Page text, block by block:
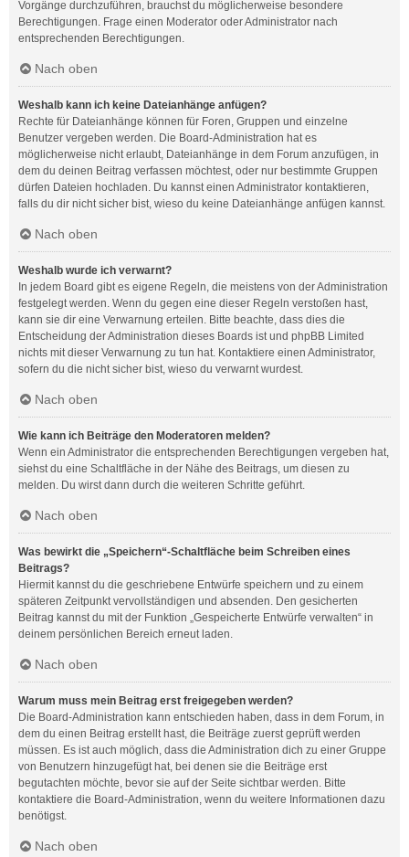
Vorgänge durchzuführen, brauchst du möglicherweise besondere
Berechtigungen. Frage einen Moderator oder Administrator nach
entsprechenden Berechtigungen.
Nach oben
Weshalb kann ich keine Dateianhänge anfügen?
Rechte für Dateianhänge können für Foren, Gruppen und einzelne
Benutzer vergeben werden. Die Board-Administration hat es
möglicherweise nicht erlaubt, Dateianhänge in dem Forum anzufügen, in
dem du deinen Beitrag verfassen möchtest, oder nur bestimmte Gruppen
dürfen Dateien hochladen. Du kannst einen Administrator kontaktieren,
falls du dir nicht sicher bist, wieso du keine Dateianhänge anfügen kannst.
Nach oben
Weshalb wurde ich verwarnt?
In jedem Board gibt es eigene Regeln, die meistens von der Administration
festgelegt werden. Wenn du gegen eine dieser Regeln verstoßen hast,
kann sie dir eine Verwarnung erteilen. Bitte beachte, dass dies die
Entscheidung der Administration dieses Boards ist und phpBB Limited
nichts mit dieser Verwarnung zu tun hat. Kontaktiere einen Administrator,
sofern du die nicht sicher bist, wieso du verwarnt wurdest.
Nach oben
Wie kann ich Beiträge den Moderatoren melden?
Wenn ein Administrator die entsprechenden Berechtigungen vergeben hat,
siehst du eine Schaltfläche in der Nähe des Beitrags, um diesen zu
melden. Du wirst dann durch die weiteren Schritte geführt.
Nach oben
Was bewirkt die „Speichern“-Schaltfläche beim Schreiben eines
Beitrags?
Hiermit kannst du die geschriebene Entwürfe speichern und zu einem
späteren Zeitpunkt vervollständigen und absenden. Den gesicherten
Beitrag kannst du mit der Funktion „Gespeicherte Entwürfe verwalten“ in
deinem persönlichen Bereich erneut laden.
Nach oben
Warum muss mein Beitrag erst freigegeben werden?
Die Board-Administration kann entschieden haben, dass in dem Forum, in
dem du einen Beitrag erstellt hast, die Beiträge zuerst geprüft werden
müssen. Es ist auch möglich, dass die Administration dich zu einer Gruppe
von Benutzern hinzugefügt hat, bei denen sie die Beiträge erst
begutachten möchte, bevor sie auf der Seite sichtbar werden. Bitte
kontaktiere die Board-Administration, wenn du weitere Informationen dazu
benötigst.
Nach oben